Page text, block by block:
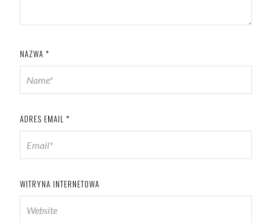
NAZWA *
ADRES EMAIL *
WITRYNA INTERNETOWA